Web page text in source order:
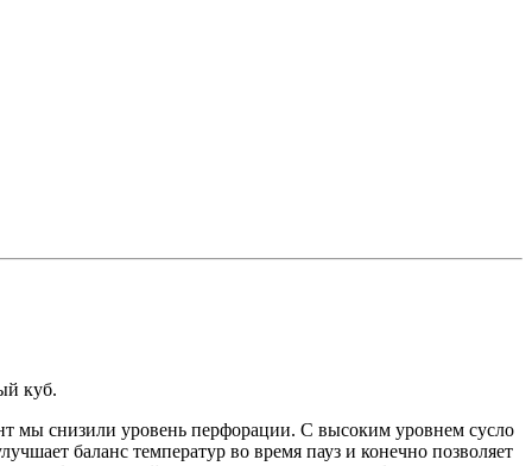
куб.
мы снизили уровень перфорации. С высоким уровнем сусло
баланс температур во время пауз и конечно позволяет